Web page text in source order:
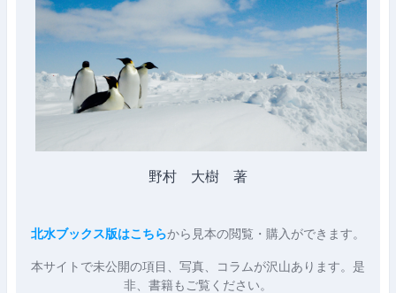
野村 大樹 著
北水ブックス版はこちらから見本の閲覧・購入ができます。
本サイトで未公開の項目、写真、コラムが沢山あります。是
非、書籍もご覧ください。